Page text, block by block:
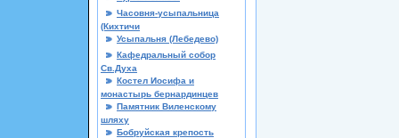
Часовня-усыпальница
(Кихтичи
Усыпальня (Лебедево)
Кафедральный собор
Св.Духа
Костел Иосифа и
монастырь бернардинцев
Памятник Виленскому
шляху
Бобруйская крепость